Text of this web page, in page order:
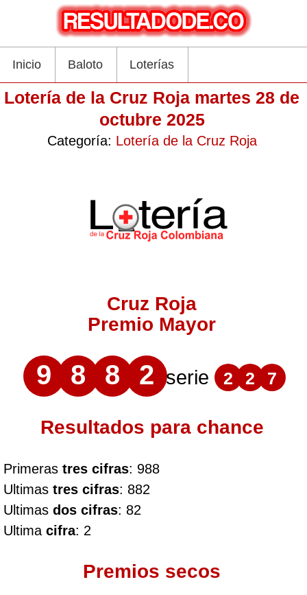
Inicio Baloto Loterías
Lotería de la Cruz Roja martes 28 de
octubre 2025
Categoría: Lotería de la Cruz Roja
Cruz Roja
Premio Mayor
9 8 8 2 serie 2 2 7
Resultados para chance
Primeras tres cifras: 988
Ultimas tres cifras: 882
Ultimas dos cifras: 82
Ultima cifra: 2
Premios secos